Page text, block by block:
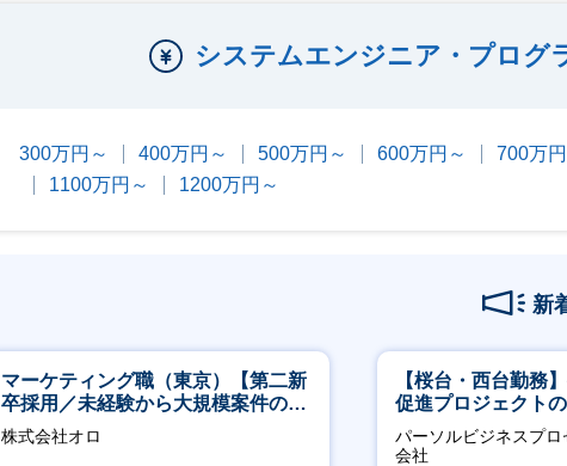
システムエンジニア・プログ
300万円～ 400万円～ 500万円～ 600万円～ 700万
1100万円～
1200万円～
新
マーケティング職（東京）【第二新
卒採用／未経験から大規模案件のマ
ーケティングが経験できる／研修充
実】
株式会社オロ
【桜台・西台勤務
促進プロジェクト
パーソルビジネスプ
会社